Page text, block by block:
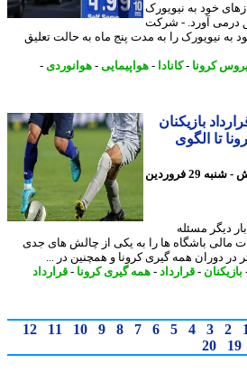
خود به نیویورک
آورد. - شرکت
نیویورک را به مدت پنج ماه به حالت تعلیق
کرونا- کانادا-هواپیمایی-هوانوردی-
بازیکنان
الگوی
4 ماه پیش - شنبه 29 فروردین
مسئله
باشگاه ها را به یکی از چالش های جدی
همه گیری کرونا و همچنین در ...
-قرارداد -همه گیری کرونا- قرارداد
2
3
4
5
6
7
8
9
10
11
12
20